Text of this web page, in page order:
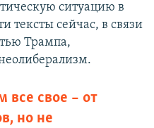
ситуацию в
тексты сейчас, в связи
Трампа,
все свое – от
но не